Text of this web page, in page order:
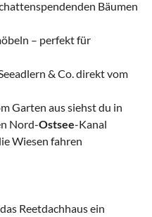
Bäumen
– perfekt für
& Co. direkt vom
Garten aus siehst du in
Nord-Ostsee-Kanal
Wiesen fahren
Reetdachhaus ein